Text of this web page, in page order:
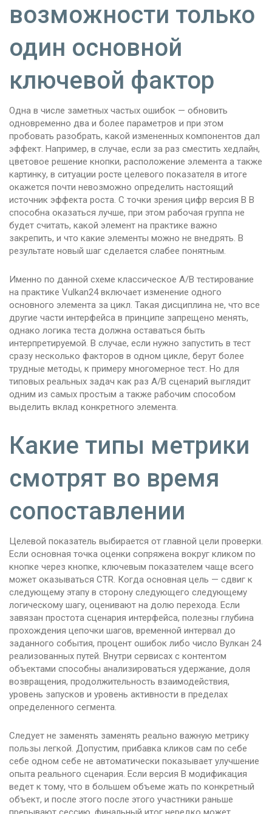
возможности только
один основной
ключевой фактор
Одна в числе заметных частых ошибок — обновить
одновременно два и более параметров и при этом
пробовать разобрать, какой измененных компонентов дал
эффект. Например, в случае, если за раз сместить хедлайн,
цветовое решение кнопки, расположение элемента а также
картинку, в ситуации росте целевого показателя в итоге
окажется почти невозможно определить настоящий
источник эффекта роста. С точки зрения цифр версия B B
способна оказаться лучше, при этом рабочая группа не
будет считать, какой элемент на практике важно
закрепить, и что какие элементы можно не внедрять. В
результате новый шаг сделается слабее понятным.
Именно по данной схеме классическое A/B тестирование
на практике Vulkan24 включает изменение одного
основного элемента за цикл. Такая дисциплина не, что все
другие части интерфейса в принципе запрещено менять,
однако логика теста должна оставаться быть
интерпретируемой. В случае, если нужно запустить в тест
сразу несколько факторов в одном цикле, берут более
трудные методы, к примеру многомерное тест. Но для
типовых реальных задач как раз A/B сценарий выглядит
одним из самых простым а также рабочим способом
выделить вклад конкретного элемента.
Какие типы метрики
смотрят во время
сопоставлении
Целевой показатель выбирается от главной цели проверки.
Если основная точка оценки сопряжена вокруг кликом по
кнопке через кнопке, ключевым показателем чаще всего
может оказываться CTR. Когда основная цель — сдвиг к
следующему этапу в сторону следующего следующему
логическому шагу, оценивают на долю перехода. Если
завязан простота сценария интерфейса, полезны глубина
прохождения цепочки шагов, временной интервал до
заданного события, процент ошибок либо число Вулкан 24
реализованных путей. Внутри сервисах с контентом
объектами способны анализироваться удержание, доля
возвращения, продолжительность взаимодействия,
уровень запусков и уровень активности в пределах
определенного сегмента.
Следует не заменять заменять реально важную метрику
пользы легкой. Допустим, прибавка кликов сам по себе
себе одном себе не автоматически показывает улучшение
опыта реального сценария. Если версия B модификация
ведет к тому, что в большем объеме жать по конкретный
объект, и после этого после этого участники раньше